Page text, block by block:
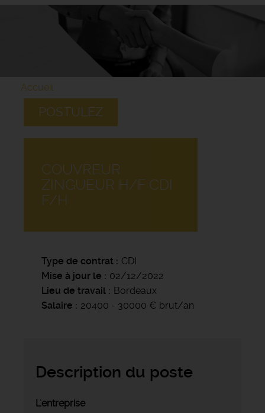
Accueil
POSTULEZ
COUVREUR
ZINGUEUR H/F CDI
F/H
Type de contrat
CDI
Mise à jour le
02/12/2022
Lieu de travail
Bordeaux
Salaire
20400 - 30000 € brut/an
Description du poste
L'entreprise